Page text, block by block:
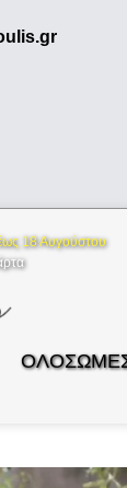
18 Αυγούστου